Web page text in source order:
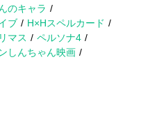
のキャラ
ブ
H×Hスペルカード
マス
ペルソナ4
しんちゃん映画